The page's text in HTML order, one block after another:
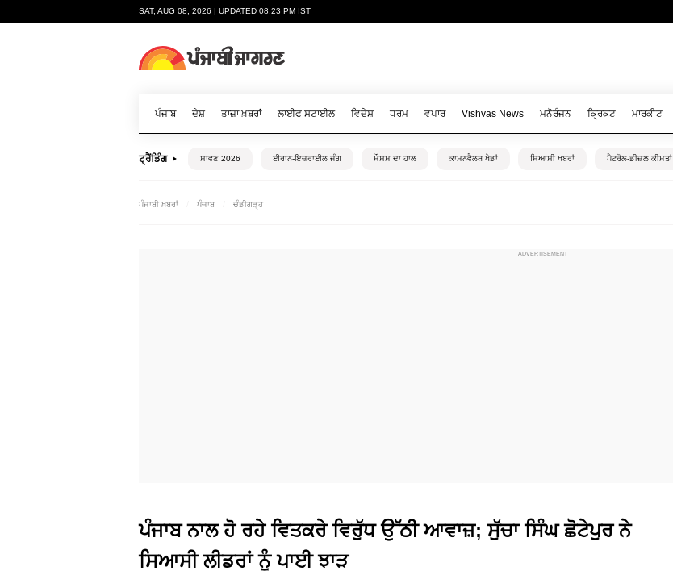
SAT, AUG 08, 2026 | UPDATED 08:23 PM IST
ਪੰਜਾਬ ਦੇਸ਼ ਤਾਜ਼ਾ ਖ਼ਬਰਾਂ ਲਾਈਫ ਸਟਾਈਲ ਵਿਦੇਸ਼ ਧਰਮ ਵਪਾਰ Vishvas News ਮਨੋਰੰਜਨ ਕ੍ਰਿਕਟ ਮਾਰਕੀਟ
ਟ੍ਰੈਂਡਿੰਗ ਸਾਵਣ 2026 ਈਰਾਨ-ਇਜ਼ਰਾਈਲ ਜੰਗ ਮੌਸਮ ਦਾ ਹਾਲ ਕਾਮਨਵੈਲਥ ਖੇਡਾਂ ਸਿਆਸੀ ਖਬਰਾਂ ਪੈਟਰੋਲ-ਡੀਜ਼ਲ ਕੀਮਤਾਂ
ਪੰਜਾਬੀ ਖ਼ਬਰਾਂ ਪੰਜਾਬ ਚੰਡੀਗੜ੍ਹ
ਪੰਜਾਬ ਨਾਲ ਹੋ ਰਹੇ ਵਿਤਕਰੇ ਵਿਰੁੱਧ ਉੱਠੀ ਆਵਾਜ਼; ਸੁੱਚਾ ਸਿੰਘ ਛੋਟੇਪੁਰ ਨੇ
ਸਿਆਸੀ ਲੀਡਰਾਂ ਨੂੰ ਪਾਈ ਝਾੜ